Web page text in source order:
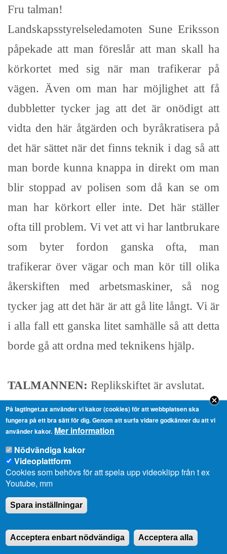
Fru talman!
Landskapsstyrelseledamoten Sune Eriksson
påpekade att man föreslår att man skall ha
körkortet med sig när man trafikerar på
vägen. Även om man har möjlighet att få
dubbletter tycker jag att det är onödigt att
vidta den här åtgärden och byråkratisera på
det här sättet när det finns teknik i dag så att
man borde kunna knappa in direkt om man
blir stoppad av polisen som då kan se om
man har körkort eller inte. Det här ställer
ofta till problem. Vi vet att vi har lantbrukare
som byter fordon ganska ofta, man
trafikerar över vägar och man kör till olika
åkerskiften med arbetsmaskiner, så nog
tycker jag att det här är att gå lite långt. Vi är
i alla fall ett ganska litet samhälle så att detta
borde gå att ordna med teknikens hjälp.
TALMANNEN: Replikskiftet är avslutat.
Ltl Raija-Liisa Eklöw, replik:
Fru talman!
Jag skulle egentligen ha en fråga till
landskapsstyrelseledamoten Sune Eriksson
angående 39 § om villkorat körkort. Har
någon märkning av bilarna som förs av
På lagtinget.ax använder vi kakor (cookies) för att webbplatsen ska
fungera på ett bra sätt för dig. Genom att surfa vidare godkänner du att vi
använder kakor. Mer information
Nödvändiga kakor
Videoplattform
Cookies som behövs för att spela upp videoklipp från t ex
Youtube, mm
Spara inställningar
Acceptera enbart nödvändiga Acceptera alla